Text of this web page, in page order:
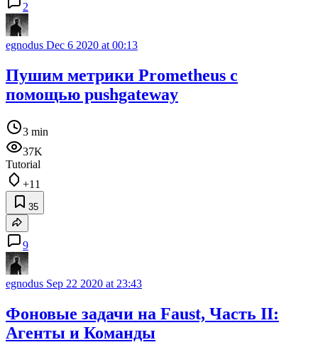
2
egnodus Dec 6 2020 at 00:13
Пушим метрики Prometheus с
помощью pushgateway
3 min
37K
Tutorial
+11
35
9
egnodus Sep 22 2020 at 23:43
Фоновые задачи на Faust, Часть II:
Агенты и Команды